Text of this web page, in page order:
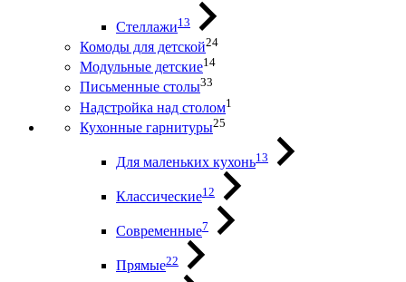
Стеллажи13
Комоды для детской24
Модульные детские14
Письменные столы33
Надстройка над столом1
Кухонные гарнитуры25
Для маленьких кухонь13
Классические12
Современные7
Прямые22